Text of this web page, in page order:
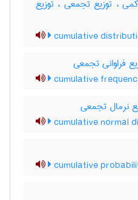
، توزیع تجمعی ، توزیع
cumulative
فراوانی تجمعی
cumulative
نرمال تجمعی
cumulative normal
cumulative